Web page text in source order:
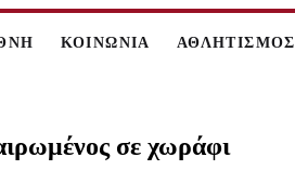
ΚΟΙΝΩΝΙΑ ΑΘΛΗΤΙΣΜΟΣ
σε χωράφι